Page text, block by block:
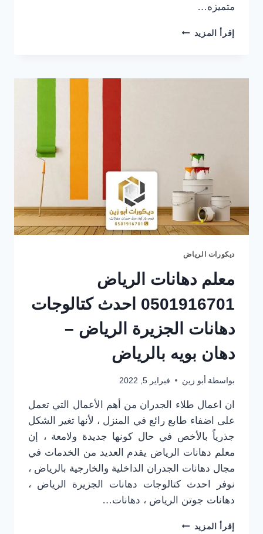
متميزه…
إقرأ المزيد دهانات
–
اشكال
الدهانات
الرياض
–
عامل
بوية
الرياض
ديكورات الرياض
معلم دهانات الرياض
0501916701 احدث كتالوجات
دهانات الجزيرة الرياض –
دهان بويه بالرياض
بواسطة أبو زين فبراير 5, 2022
ان اعمال طلاء الجدران من أهم الأعمال التي تعمل
على اضفاء طابع رائع في المنزل ، لأنها تغير الشكل
جذرياً بالأخص في حال كونها جديدة ولامعة ، إن
معلم دهانات الرياض يقدم العديد من الخدمات في
مجال دهانات الجدران الداخلية والخارجية بالرياض ،
نوفر احدث كتالوجات دهانات الجزيرة الرياض ،
دهانات جوتن الرياض ، دهانات…
إقرأ المزيد معلم